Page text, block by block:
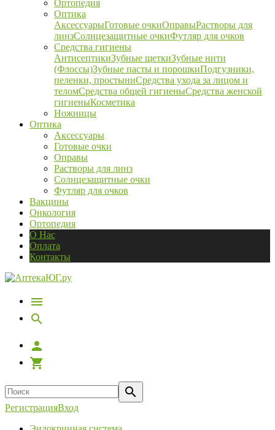
Ортопедия
Оптика
АксессуарыГотовые очкиОправыРастворы для
линзСолнцезащитные очкиФутляр для очков
Средства гигиены
АнтисептикиЗубные щеткиЗубные нити
(Флоссы)Зубные пасты и порошкиПодгузники,
пеленки, простыниСредства ухода за лицом и
теломСредства общей гигиеныСредства женской
гигиеныКосметика
Ножницы
Оптика
Аксессуары
Готовые очки
Оправы
Растворы для линз
Солнцезащитные очки
Футляр для очков
Вакцины
Онкология
Ортопедия
О Нас
Оплата
Контакты
РегистрацияВход